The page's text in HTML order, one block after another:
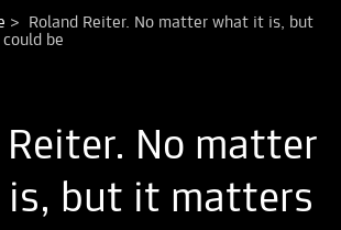
>
Roland Reiter. No matter what it is, but
be
Reiter. No matter
but it matters